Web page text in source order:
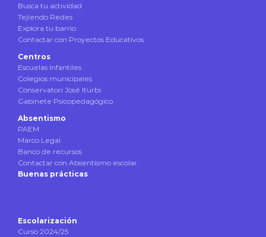
Busca tu actividad
Tejiendo Redes
Explora tu barrio
Contactar con Proyectos Educativos
Centros
Escuelas Infantiles
Colegios municipales
Conservatori José Iturbi
Gabinete Psicopedagógico
Absentismo
PAEM
Marco Legal
Banco de recursos
Contactar con Absentismo escolar
Buenas prácticas
Escolarización
Curso 2024/25